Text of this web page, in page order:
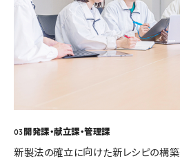
03 開発課・献立課・管理課
新製法の確立に向けた新レシピの構築